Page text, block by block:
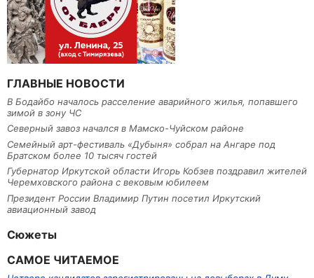
ГЛАВНЫЕ НОВОСТИ
В Бодайбо началось расселение аварийного жилья, попавшего
зимой в зону ЧС
Северный завоз начался в Мамско-Чуйском районе
Семейный арт-фестиваль «Дубыня» собрал на Ангаре под
Братском более 10 тысяч гостей
Губернатор Иркутской области Игорь Кобзев поздравил жителей
Черемховского района с вековым юбилеем
Президент России Владимир Путин посетил Иркутский
авиационный завод
Сюжеты
САМОЕ ЧИТАЕМОЕ